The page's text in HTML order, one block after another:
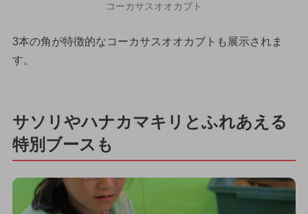
コーカサスオオカブト
3本の角が特徴的なコーカサスオオカブトも展示されま
す。
サソリやハナカマキリとふれあえる
特別ブースも